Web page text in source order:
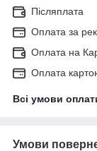
Післяплата
Оплата за
Оплата на
Оплата
Всі умови
Умови